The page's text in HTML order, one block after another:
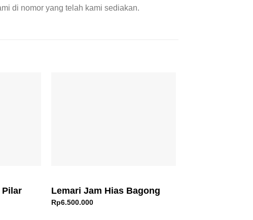
di nomor yang telah kami sediakan.
Pilar Lemari Jam Hias Bagong
Rp6.500.000